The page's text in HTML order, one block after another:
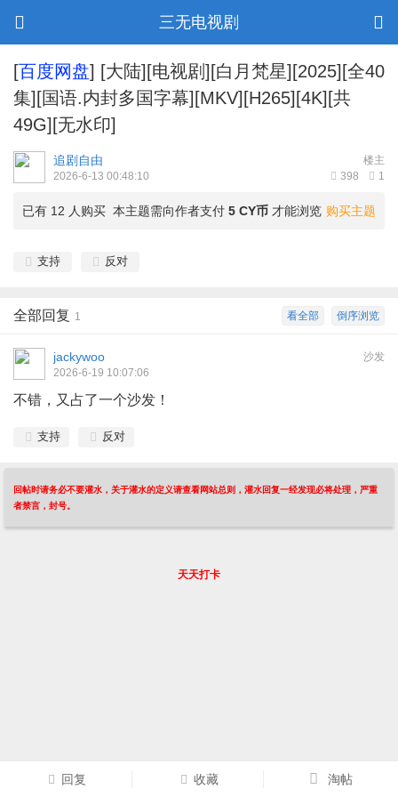
三无电视剧
[百度网盘] [大陆][电视剧][白月梵星][2025][全40
集][国语.内封多国字幕][MKV][H265][4K][共
49G][无水印]
楼主
追剧自由
398 1
2026-6-13 00:48:10
购买主题
已有 12 人购买 本主题需向作者支付 5 CY币 才能浏览
支持 反对
倒序浏览
看全部
全部回复 1
沙发
jackywoo
2026-6-19 10:07:06
不错，又占了一个沙发！
支持 反对
回帖时请务必不要灌水，关于灌水的定义请查看网站总则，灌水回复一经发现必将处理，严重
者禁言，封号。
回复 收藏 淘帖
天天打卡